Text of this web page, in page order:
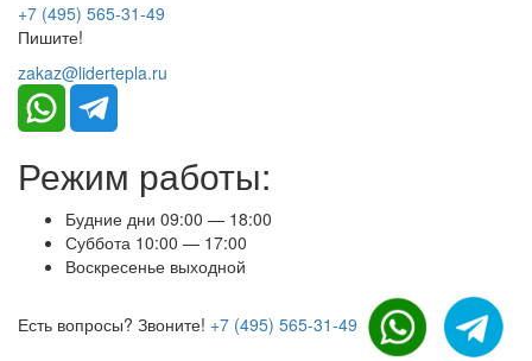
+7 (495) 565-31-49
Пишите!
zakaz@lidertepla.ru
Режим работы:
Будние дни 09:00 — 18:00
Суббота 10:00 — 17:00
Воскресенье выходной
Есть вопросы? Звоните! +7 (495) 565-31-49